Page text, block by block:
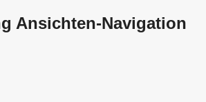
Ansichten-Navigation